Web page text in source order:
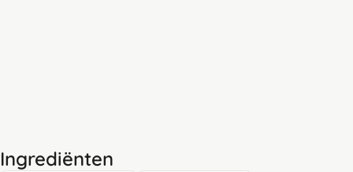
Ingrediënten